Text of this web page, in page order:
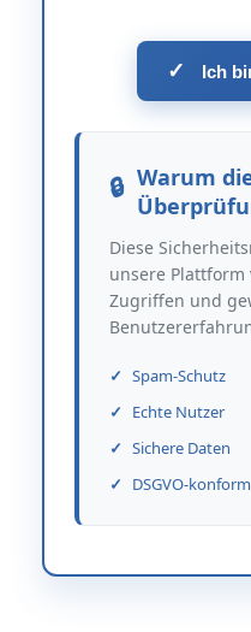
✓ Ich
Warum
Diese
unsere
Zugriffen und
Spam-Schutz
Echte Nutzer
Sichere Daten
DSGVO-konform